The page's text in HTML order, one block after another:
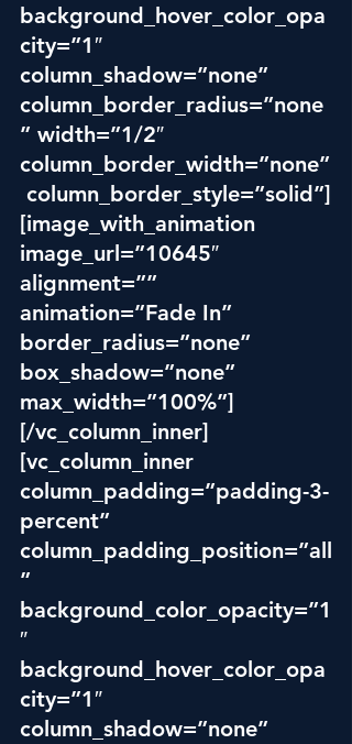
background_hover_color_opa
city=”1″
column_shadow=”none”
column_border_radius=”none
” width=”1/2″
column_border_width=”none”
column_border_style=”solid”]
[image_with_animation
image_url=”10645″
alignment=””
animation=”Fade In”
border_radius=”none”
box_shadow=”none”
max_width=”100%”]
[/vc_column_inner]
[vc_column_inner
column_padding=”padding-3-
percent”
column_padding_position=”all
”
background_color_opacity=”1
″
background_hover_color_opa
city=”1″
column_shadow=”none”